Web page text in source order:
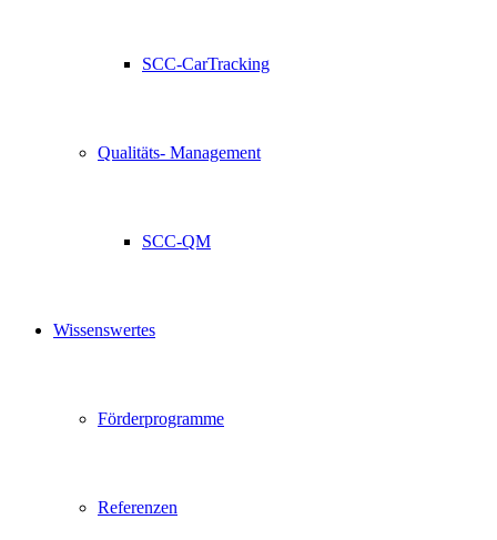
SCC-CarTracking
Qualitäts- Management
SCC-QM
Wissenswertes
Förderprogramme
Referenzen